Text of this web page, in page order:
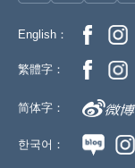
English：
繁體字：
简体字：
한국어：